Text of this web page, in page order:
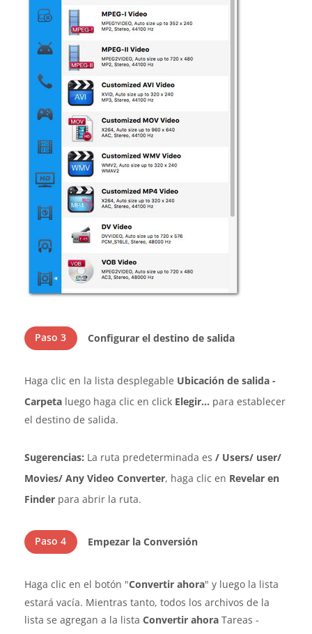
Paso 3 Configurar el destino de salida
Haga clic en la lista desplegable Ubicación de salida -
Carpeta luego haga clic en click Elegir... para establecer
el destino de salida.
Sugerencias: La ruta predeterminada es / Users/ user/
Movies/ Any Video Converter, haga clic en Revelar en
Finder para abrir la ruta.
Paso 4 Empezar la Conversión
Haga clic en el botón "Convertir ahora" y luego la lista
estará vacía. Mientras tanto, todos los archivos de la
lista se agregan a la lista Convertir ahora Tareas -